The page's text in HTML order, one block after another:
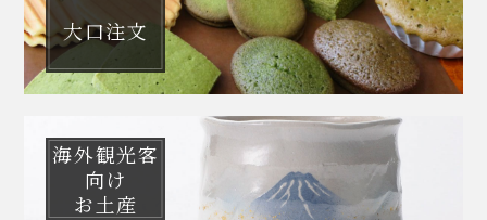
大口注文
海外観光客
向け
お土産